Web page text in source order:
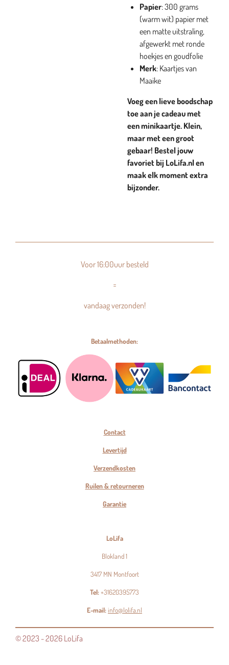
Papier: 300 grams
(warm wit) papier met
een matte uitstraling,
afgewerkt met ronde
hoekjes en goudfolie
Merk: Kaartjes van
Maaike
Voeg een lieve boodschap
toe aan je cadeau met
een minikaartje. Klein,
maar met een groot
gebaar! Bestel jouw
favoriet bij LoLifa.nl en
maak elk moment extra
bijzonder.
Voor 16:00uur besteld
=
vandaag verzonden!
Betaalmethoden:
Contact
Levertijd
Verzendkosten
Ruilen & retourneren
Garantie
LoLifa
Blokland 1
3417 MN Montfoort
Tel:+31620395773
E-mail:info@lolifa.nl
© 2023 - 2026 LoLifa